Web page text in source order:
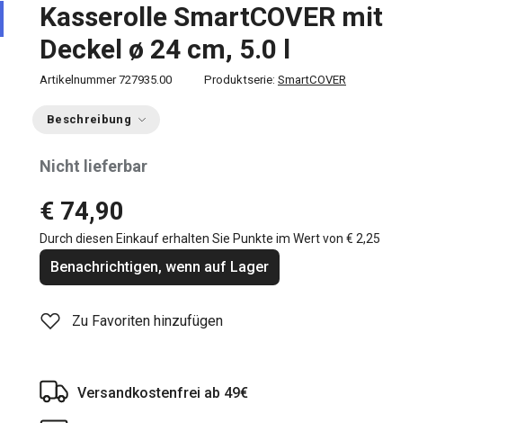
Kasserolle SmartCOVER mit
Deckel ø 24 cm, 5.0 l
Artikelnummer 727935.00 Produktserie: SmartCOVER
Beschreibung
Nicht lieferbar
€ 74,90
Durch diesen Einkauf erhalten Sie Punkte im Wert von € 2,25
Benachrichtigen, wenn auf Lager
Zu Favoriten hinzufügen
Versandkostenfrei ab 49€